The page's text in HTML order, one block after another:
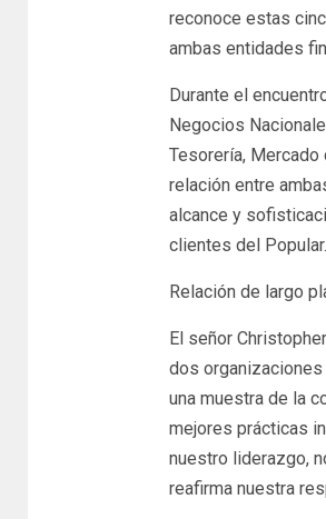
reconoce estas
ambas entidades
Durante el
Negocios
Tesorería, Mercado
relación entre
alcance y
clientes del Popular.
Relación de largo
El señor
dos organizaciones
una muestra de la
mejores prácticas
nuestro liderazgo,
reafirma nuestra